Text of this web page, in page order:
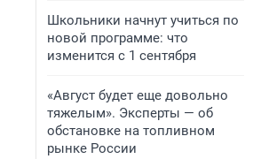
Школьники начнут учиться по
новой программе: что
изменится с 1 сентября
«Август будет еще довольно
тяжелым». Эксперты — об
обстановке на топливном
рынке России